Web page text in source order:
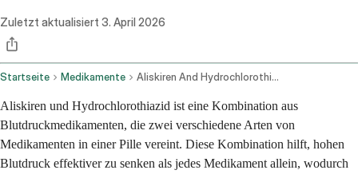
Zuletzt aktualisiert 3. April 2026
Startseite Medikamente Aliskiren And Hydrochlorothiazide Oral Route
Aliskiren und Hydrochlorothiazid ist eine Kombination aus
Blutdruckmedikamenten, die zwei verschiedene Arten von
Medikamenten in einer Pille vereint. Diese Kombination hilft, hohen
Blutdruck effektiver zu senken als jedes Medikament allein, wodurch